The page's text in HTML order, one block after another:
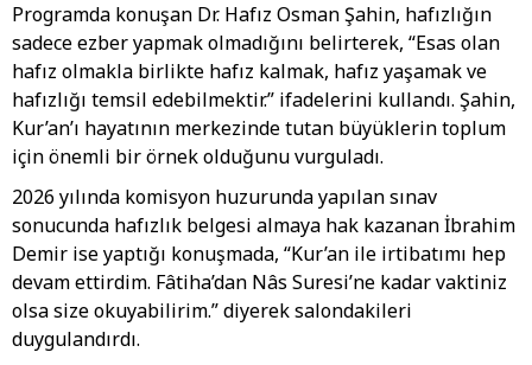
Programda konuşan Dr. Hafız Osman Şahin, hafızlığın
sadece ezber yapmak olmadığını belirterek, “Esas olan
hafız olmakla birlikte hafız kalmak, hafız yaşamak ve
hafızlığı temsil edebilmektir.” ifadelerini kullandı. Şahin,
Kur’an’ı hayatının merkezinde tutan büyüklerin toplum
için önemli bir örnek olduğunu vurguladı.
2026 yılında komisyon huzurunda yapılan sınav
sonucunda hafızlık belgesi almaya hak kazanan İbrahim
Demir ise yaptığı konuşmada, “Kur’an ile irtibatımı hep
devam ettirdim. Fâtiha’dan Nâs Suresi’ne kadar vaktiniz
olsa size okuyabilirim.” diyerek salondakileri
duygulandırdı.